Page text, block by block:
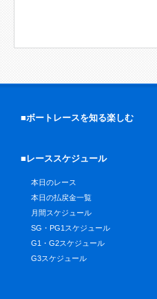
■ボートレースを知る楽しむ
■レーススケジュール
本日のレース
本日の払戻金一覧
月間スケジュール
SG・PG1スケジュール
G1・G2スケジュール
G3スケジュール